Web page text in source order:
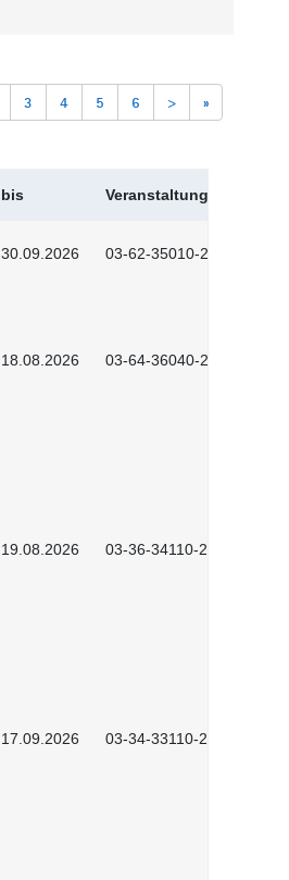
3 4 5 6 > »
bis Veranstaltungskürzel
30.09.2026 03-62-35010-2502
18.08.2026 03-64-36040-2601
19.08.2026 03-36-34110-2601
17.09.2026 03-34-33110-2605